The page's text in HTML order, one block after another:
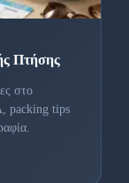
Πτήσης
στο
packing tips